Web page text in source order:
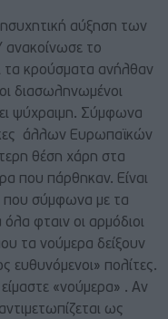
αύξηση των
το
τα κρούσματα ανήλθαν
διασωληνωμένοι
ψύχραιμη. Σύμφωνα
άλλων Ευρωπαϊκών
θέση χάρη στα
που πάρθηκαν. Είναι
που σύμφωνα με τα
όλα φταιν οι αρμόδιοι
τα νούμερα δείξουν
ευθυνόμενοι» πολίτες.
«νούμερα» . Αν
ως